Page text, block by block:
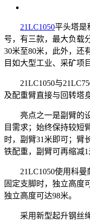
21LC1050平头塔是
号，有三款，最大负载
30米至80米，此外，还
目如大型工业、采矿项
21LC1050与
及配重臂直接与回转塔
亮点之一是副臂的设
目需求；始终保持较短
时，副臂31米即可；臂
铁配重，副臂可再缩减1
21LC1050使用科曼
固定支脚时，独立高度
独立高度可达98米。
采用新型起升钢丝绳